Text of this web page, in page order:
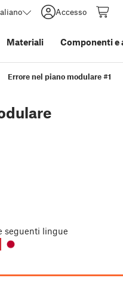
Accesso
Materiali Componenti e
Errore nel piano modulare
seguenti lingue